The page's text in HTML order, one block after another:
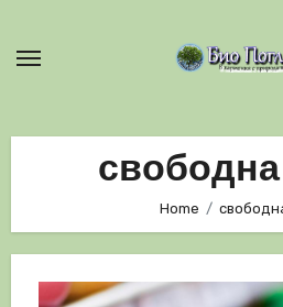
Home